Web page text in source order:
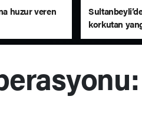
huzur veren
korkutan